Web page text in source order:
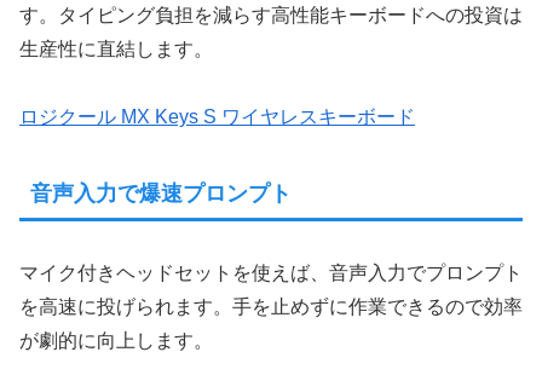
す。タイピング負担を減らす高性能キーボードへの投資は
生産性に直結します。
ロジクール MX Keys S ワイヤレスキーボード
音声入力で爆速プロンプト
マイク付きヘッドセットを使えば、音声入力でプロンプト
を高速に投げられます。手を止めずに作業できるので効率
が劇的に向上します。